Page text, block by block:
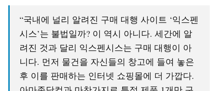
“국내에 널리 알려진 구매 대행 사이트 ‘익스펜
시스’는 불법일까? 이 역시 아니다. 세간에 알
려진 것과 달리 익스펜시스는 구매 대행이 아
니다. 먼저 물건을 자신들의 창고에 들여 놓은
후 이를 판매하는 인터넷 쇼핑몰에 더 가깝다.